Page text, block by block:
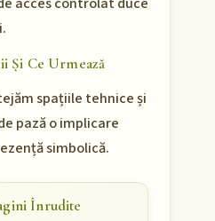
Și Ce Urmează
spațiile tehnice și
pază o implicare
simbolică.
Înrudite